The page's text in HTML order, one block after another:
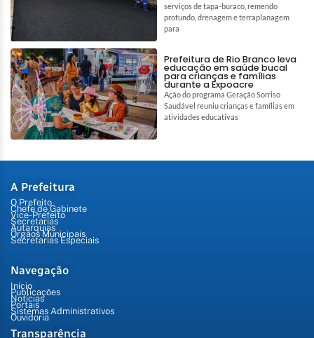
serviços de tapa-buraco, remendo
profundo, drenagem e terraplanagem
para
Prefeitura de Rio Branco leva
educação em saúde bucal
para crianças e famílias
durante a Expoacre
Ação do programa Geração Sorriso
Saudável reuniu crianças e famílias em
atividades educativas
A Prefeitura
O Prefeito
Chefe de Gabinete
Vice-Prefeito
Secretarias
Autarquias
Órgãos Municipais
Secretarias Especiais
Navegação
Início
Publicações
Notícias
Portais
Sistemas Administrativos
Ouvidoria
Transparência